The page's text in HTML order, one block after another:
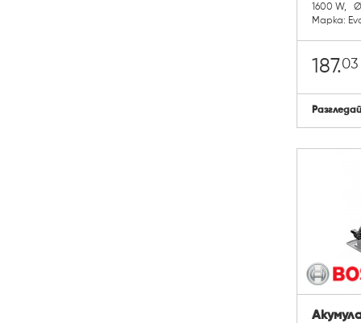
1600 W, Ø
Марка:
187.03
Разгледай